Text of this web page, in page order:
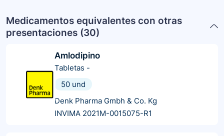
Medicamentos equivalentes con otras
presentaciones (30)
Amlodipino
Tabletas -
50 und
Denk Pharma Gmbh & Co. Kg
INVIMA 2021M-0015075-R1